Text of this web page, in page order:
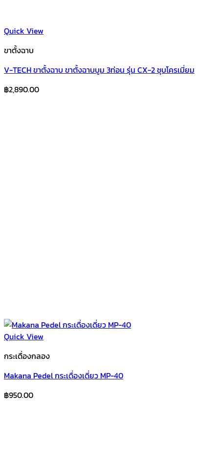
Quick View
ขาตั้งฉาบ
V-TECH ขาตั้งฉาบ ขาตั้งฉาบบูม 3ท่อน รุ่น CX-2 ชุบโครเมี่ยม
฿2,890.00
Quick View
กระเดื่องกลอง
Makana Pedel กระเดื่องเดี่ยว MP-40
฿950.00